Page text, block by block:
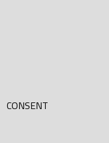
CONSENT